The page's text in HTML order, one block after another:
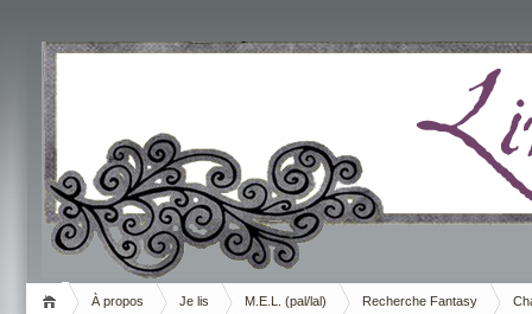
Livrement
À propos Je lis M.E.L. (pal/lal) Recherche Fantasy